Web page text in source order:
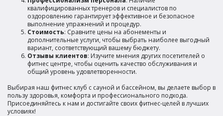
квалифицированных тренеров и специалистов по
оздоровлению гарантирует эффективное и безопасное
выполнение упражнений и процедур.
Стоимость: Сравните цены на абонементы и
дополнительные услуги, чтобы выбрать наиболее выгодный
вариант, соответствующий вашему бюджету.
Отзывы клиентов: Изучите мнения других посетителей о
фитнес центре, чтобы оценить качество обслуживания и
общий уровень удовлетворенности.
Выбирая наш фитнес клуб с сауной и бассейном, вы делаете выбор в
пользу здоровья, комфорта и профессионального подхода.
Присоединяйтесь к нам и достигайте своих фитнес-целей в лучших
условиях!